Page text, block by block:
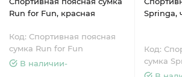
Run for Fun, красная
Код: Спортивная поясная
сумка Run for Fun
В наличии-
Springa,
Код:
сумка